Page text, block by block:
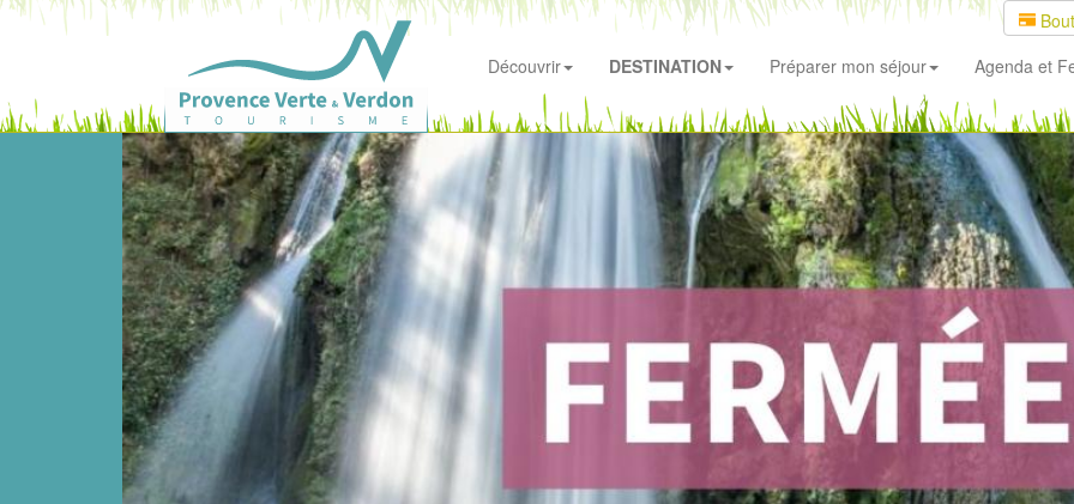
Découvrir
DESTINATION Préparer mon séjour Agenda et